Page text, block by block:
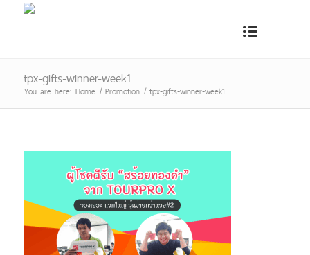
tpx-gifts-winner-week1
You are here: Home / Promotion / tpx-gifts-winner-week1